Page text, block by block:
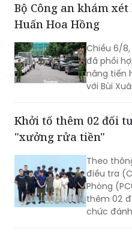
chất tạo
chăn
Bộ Công an khám
Huấn Hoa Hồng
Chiều 6/8,
đã phối
năng tiến
với Bùi
Khởi tố thêm 02 đối
"xưởng rửa tiền"
Theo
điều tra
Phòng
thêm 02
chức